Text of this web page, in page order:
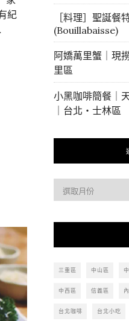
紀
［料理］聖誕
(Bouillabaisse)
阿嬌萬里蟹｜現
里區
小黑咖啡簡餐｜
｜台北・士林區
去
三重區 中山區
中西區 信義區
台北咖啡 台北小吃